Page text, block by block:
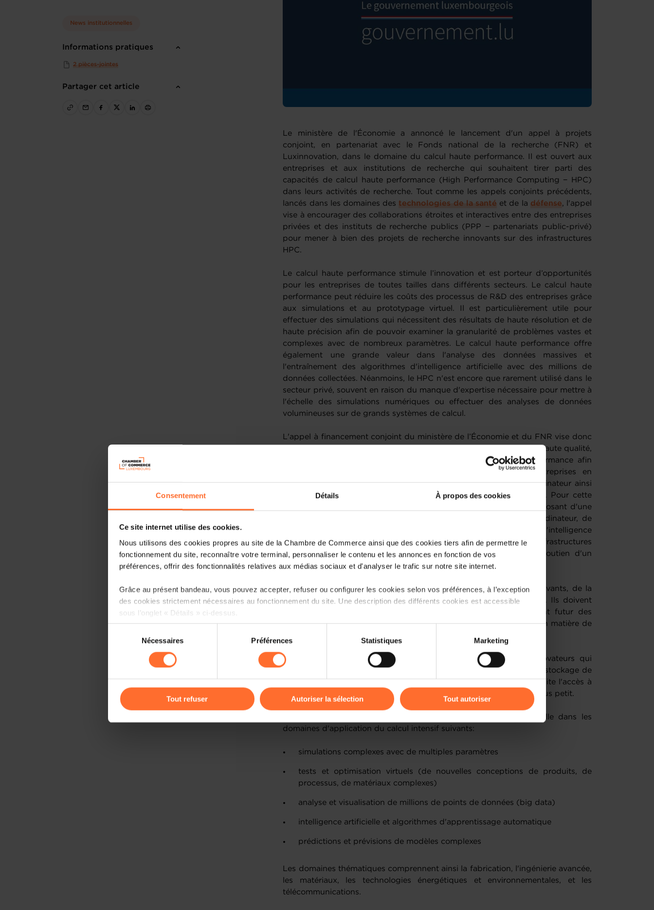
Consentement Détails À propos des cookies
Ce site internet utilise des cookies.
Nous utilisons des cookies propres au site de la Chambre de Commerce ainsi que des cookies tiers afin de permettre le
fonctionnement du site, reconnaître votre terminal, personnaliser le contenu et les annonces en fonction de vos
préférences, offrir des fonctionnalités relatives aux médias sociaux et d'analyser le trafic sur notre site internet.
Grâce au présent bandeau, vous pouvez accepter, refuser ou configurer les cookies selon vos préférences, à l’exception
des cookies strictement nécessaires au fonctionnement du site. Une description des différents cookies est accessible
sous l’onglet « Détails » ci-dessus.
Il est précisé que la navigation sur le site et certaines fonctionnalités (ex : lecture de vidéos, partage sur les réseaux
sociaux, sauvegarde des préférences de lecture vidéo, personnalisation de l’affichage du site) peuvent être affectées en
cas de refus de tous les cookies ou des cookies non nécessaires.
gauche de chaque page.
Charte d’usage des cookieset notrePolitique de protection des données
consentement
Nécessaires Préférences Statistiques Marketing
Tout refuser Autoriser la sélection Tout autoriser
News institutionnelles
Informations pratiques
2 pièces-jointes
Partager cet article
Le ministère de l'Économie a annoncé le lancement d'un appel à projets
conjoint, en partenariat avec le Fonds national de la recherche (FNR) et
Luxinnovation, dans le domaine du calcul haute performance. Il est ouvert aux
entreprises et aux institutions de recherche qui souhaitent tirer parti des
capacités de calcul haute performance (High Performance Computing − HPC)
dans leurs activités de recherche. Tout comme les appels conjoints précédents,
lancés dans les domaines destechnologies de la santé et de la défense, l'appel
vise à encourager des collaborations étroites et interactives entre des entreprises
privées et des instituts de recherche publics (PPP − partenariats public-privé)
pour mener à bien des projets de recherche innovants sur des infrastructures
HPC.
Le calcul haute performance stimule l’innovation et est porteur d’opportunités
pour les entreprises de toutes tailles dans différents secteurs. Le calcul haute
performance peut réduire les coûts des processus de R&D des entreprises grâce
aux simulations et au prototypage virtuel. Il est particulièrement utile pour
effectuer des simulations qui nécessitent des résultats de haute résolution et de
haute précision afin de pouvoir examiner la granularité de problèmes vastes et
complexes avec de nombreux paramètres. Le calcul haute performance offre
également une grande valeur dans l'analyse des données massives et
l'entraînement des algorithmes d'intelligence artificielle avec des millions de
données collectées. Néanmoins, le HPC n'est encore que rarement utilisé dans le
secteur privé, souvent en raison du manque d'expertise nécessaire pour mettre à
l'échelle des simulations numériques ou effectuer des analyses de données
volumineuses sur de grands systèmes de calcul.
L'appel à financement conjoint du ministère de l’Économie et du FNR vise donc
à stimuler la mise en œuvre de projets de recherche industrielle de haute qualité,
à fort impact et innovants, qui ont recours au calcul haute performance afin
d'accélérer le processus de transformation numérique des entreprises en
intégrant l'ingénierie, la conception et l'analytique assistées par ordinateur ainsi
que le calcul haute performance dans leur processus d'innovation. Pour cette
première édition, l'appel à projets HPC cible les acteurs privés disposant d'une
expertise substantielle dans le domaine de la R&D assistée par ordinateur, de
l'analyse des big data ou de la formation des algorithmes d'intelligence
artificielle (IA), mais peu ou pas d'expertise dans l'utilisation des infrastructures
HPC. Il s'agit donc d'entreprises qui doivent s'appuyer sur un soutien d'un
institut de recherche public pour réussir leur transfert vers le HPC.
Les projets à réaliser dans le cadre de cet appel doivent être innovants, de la
plus haute qualité et dans le domaine de la recherche industrielle. Ils doivent
également avoir un effet positif et durable sur le développement futur des
compétences, des connaissances et de l'expertise des entreprises en matière de
Les projets de recherche doivent s'attaquer à des problèmes novateurs qui
nécessitent d'importantes allocations de ressources de calcul et de stockage de
données. Les demandes doivent indiquer pourquoi le travail nécessite l'accès à
une structure HPC et ne peut être réalisé sur un système de calcul plus petit.
L'appel à projets conjoint vise les projets de recherche industrielle dans les
domaines d'application du calcul intensif suivants:
simulations complexes avec de multiples paramètres
tests et optimisation virtuels (de nouvelles conceptions de produits, de
processus, de matériaux complexes)
analyse et visualisation de millions de points de données (big data)
intelligence artificielle et algorithmes d'apprentissage automatique
prédictions et prévisions de modèles complexes
Les domaines thématiques comprennent ainsi la fabrication, l'ingénierie avancée,
les matériaux, les technologies énergétiques et environnementales, et les
télécommunications.